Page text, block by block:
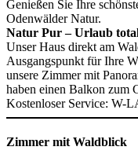
Genießen Sie Ihre
Odenwälder Natur.
Natur Pur – Urlaub
Unser Haus direkt am
Ausgangspunkt für Ihre
unsere Zimmer mit
haben einen Balkon zum
Kostenloser Service: W-
Zimmer mit Waldblick